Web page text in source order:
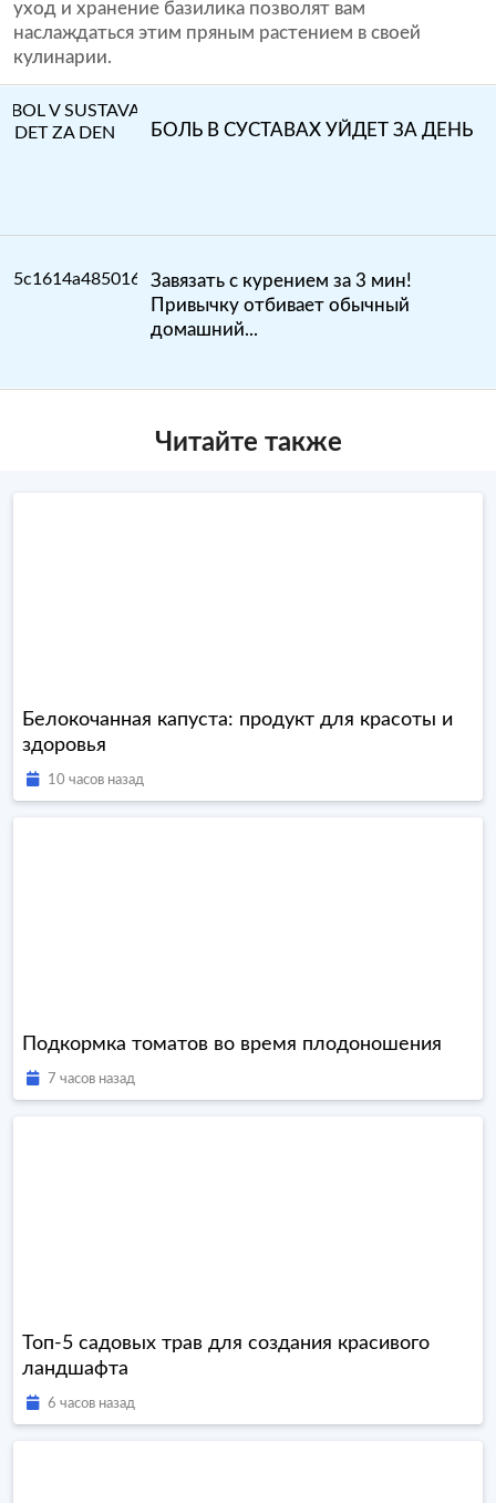
уход и хранение базилика позволят вам
наслаждаться этим пряным растением в своей
кулинарии.
БОЛЬ В СУСТАВАХ УЙДЕТ ЗА ДЕНЬ
Завязать с курением за 3 мин!
Привычку отбивает обычный
домашний...
Читайте также
Белокочанная капуста: продукт для красоты и
здоровья
10 часов назад
Подкормка томатов во время плодоношения
7 часов назад
Топ-5 садовых трав для создания красивого
ландшафта
6 часов назад